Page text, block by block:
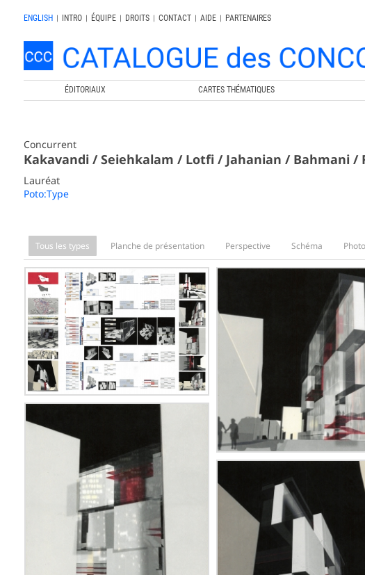
ENGLISH | INTRO | ÉQUIPE | DROITS | CONTACT | AIDE |
PARTENAIRES
ÉDITORIAUX CARTES THÉMATIQUES
Concurrent
Kakavandi / Seiehkalam / Lotfi / Jahanian / Bahmani /
Lauréat
Poto:Type
Tous les types Planche de présentation Perspective Schéma